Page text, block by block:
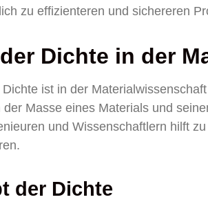
zu effizienteren und sichereren
Dichte in der
ist in der
Masse eines Materials und
und Wissenschaftlern hilft
der Dichte